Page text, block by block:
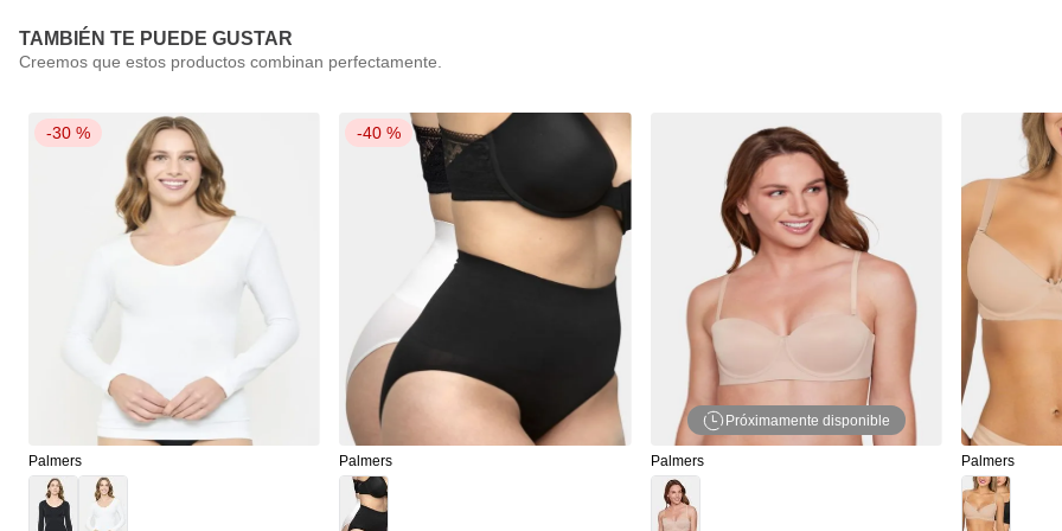
TAMBIÉN TE PUEDE GUSTAR
-30 %
Palmers
-40 %
Palmers
Próximamente disponible
Palmers Palmers